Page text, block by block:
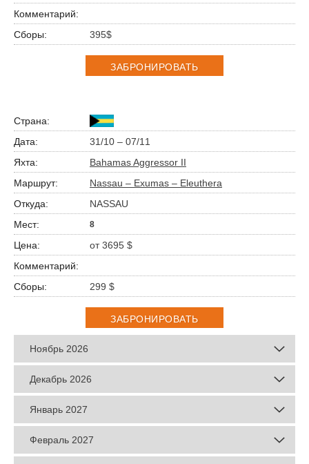
395$
ЗАБРОНИРОВАТЬ
31/10 – 07/11
Bahamas Aggressor II
Nassau – Exumas – Eleuthera
NASSAU
8
от 3695 $
299 $
ЗАБРОНИРОВАТЬ
Ноябрь 2026
Декабрь 2026
Январь 2027
Февраль 2027